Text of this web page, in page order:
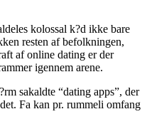
kolossal k?d ikke bare
resten af befolkningen,
af online dating er der
igennem arene.
sakaldte “dating apps”, der
Fa kan pr. rummeli omfang